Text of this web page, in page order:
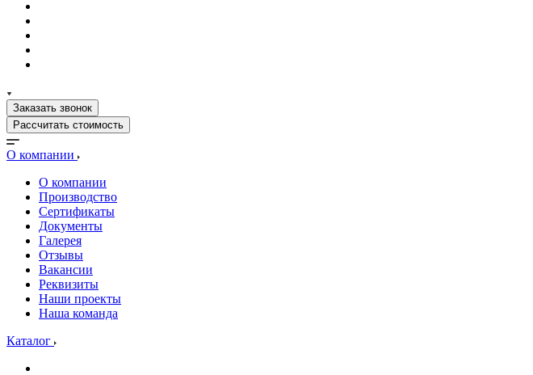
Заказать звонок
Рассчитать стоимость
О компании
О компании
Производство
Сертификаты
Документы
Галерея
Отзывы
Вакансии
Реквизиты
Наши проекты
Наша команда
Каталог